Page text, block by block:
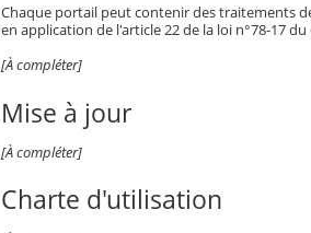
Chaque portail peut contenir des traitements
en application de l'article 22 de la loi n°78-17
[À compléter]
Mise à jour
[À compléter]
Charte d'utilisation